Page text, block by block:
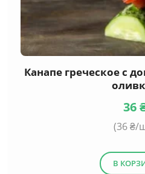
Канапе греческое с
36
(36₴/
В